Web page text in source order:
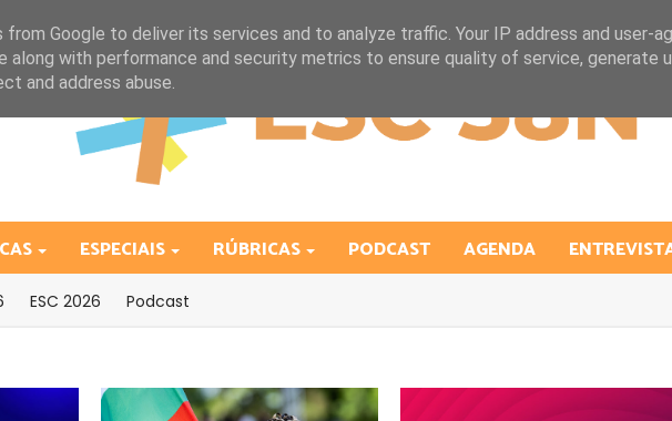
ESPECIAIS RÚBRICAS PODCAST AGENDA
ESC 2026 Podcast
Google to deliver its services and to analyze traffic. Your IP address and user-
along with performance and security metrics to ensure quality of service, generate
and address abuse.